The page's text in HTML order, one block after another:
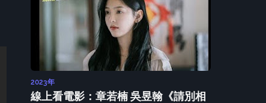
2023年
線上看電影：章若楠 吳昱翰《請別相